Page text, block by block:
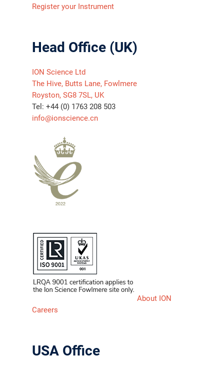
Register your Instrument
Head Office (UK)
ION Science Ltd
The Hive, Butts Lane, Fowlmere
Royston, SG8 7SL, UK
Tel: +44 (0) 1763 208 503
info@ionscience.cn
About ION
Careers
USA Office